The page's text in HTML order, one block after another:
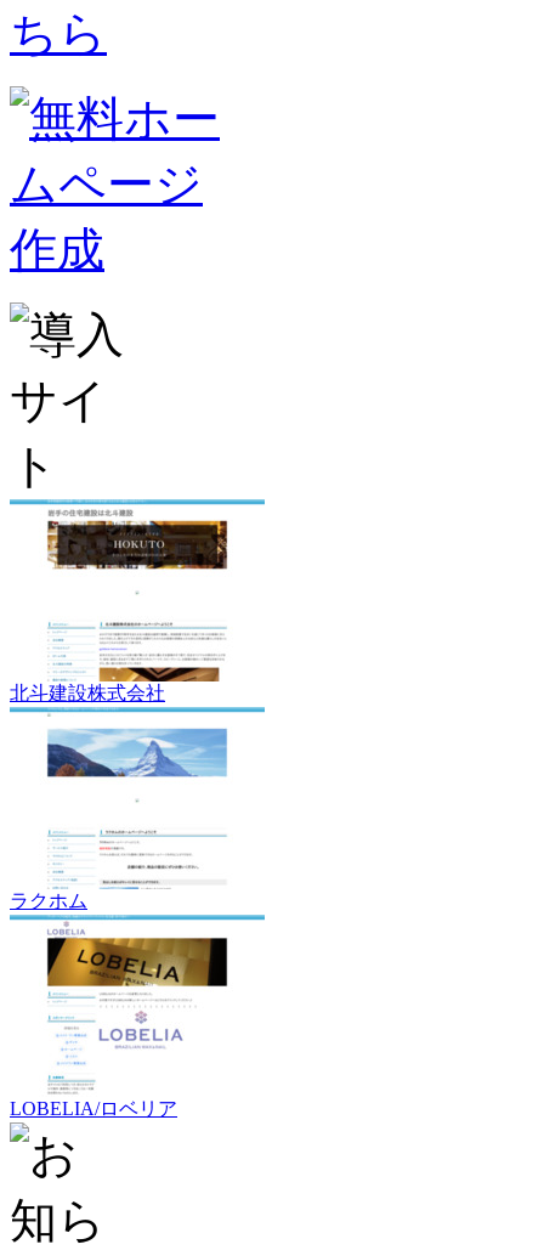
北斗建設株式会社
ラクホム
LOBELIA/ロベリア